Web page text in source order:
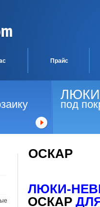
Прайс
ЛЮКИ
под
ОСКАР
ЛЮКИ-
ОСКАР